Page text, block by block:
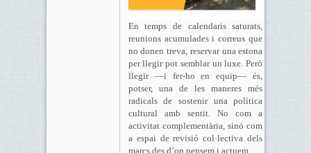
En temps de calendaris saturats,
reunions acumulades i correus que
no donen treva, reservar una estona
per llegir pot semblar un luxe. Però
llegir —i fer-ho en equip— és,
potser, una de les maneres més
radicals de sostenir una política
cultural amb sentit. No com a
activitat complementària, sinó com
a espai de revisió col·lectiva dels
marcs des d’on pensem i actuem.